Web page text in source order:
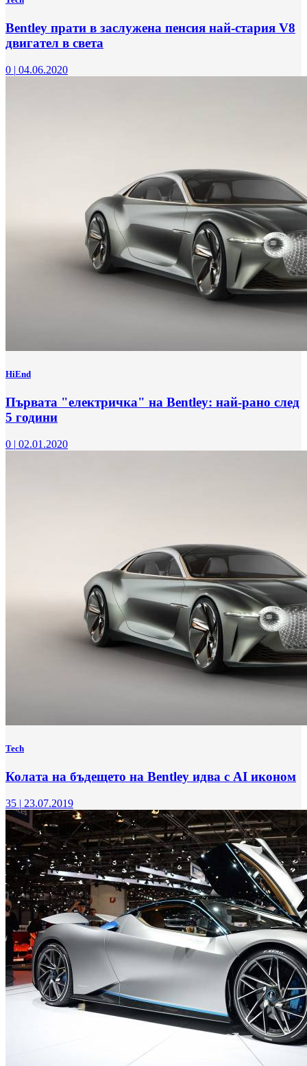
Bentley прати в заслужена пенсия най-стария V8
двигател в света
0 | 04.06.2020
HiEnd
Първата "електричка" на Bentley: най-рано след
5 години
0 | 02.01.2020
Tech
Колата на бъдещето на Bentley идва с AI иконом
35 | 23.07.2019